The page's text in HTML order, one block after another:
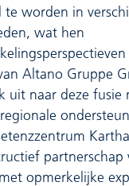
te worden in
wat hen
Altano Gruppe
uit naar deze fusie
partnerschap
opmerkelijke